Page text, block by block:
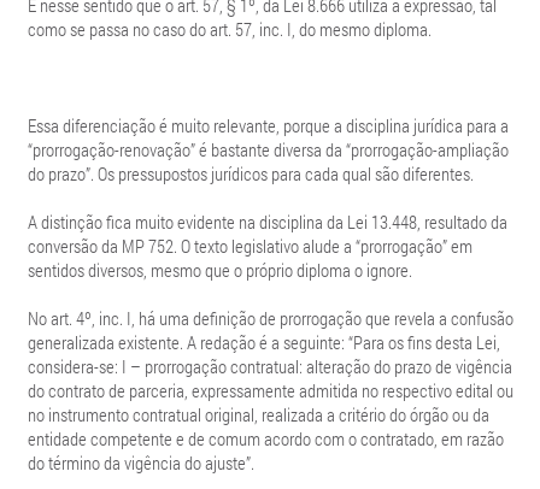
É nesse sentido que o art. 57, § 1º, da Lei 8.666 utiliza a expressão, tal
como se passa no caso do art. 57, inc. I, do mesmo diploma.
Essa diferenciação é muito relevante, porque a disciplina jurídica para a
“prorrogação-renovação” é bastante diversa da “prorrogação-ampliação
do prazo”. Os pressupostos jurídicos para cada qual são diferentes.
A distinção fica muito evidente na disciplina da Lei 13.448, resultado da
conversão da MP 752. O texto legislativo alude a “prorrogação” em
sentidos diversos, mesmo que o próprio diploma o ignore.
No art. 4º, inc. I, há uma definição de prorrogação que revela a confusão
generalizada existente. A redação é a seguinte: “Para os fins desta Lei,
considera-se: I – prorrogação contratual: alteração do prazo de vigência
do contrato de parceria, expressamente admitida no respectivo edital ou
no instrumento contratual original, realizada a critério do órgão ou da
entidade competente e de comum acordo com o contratado, em razão
do término da vigência do ajuste”.